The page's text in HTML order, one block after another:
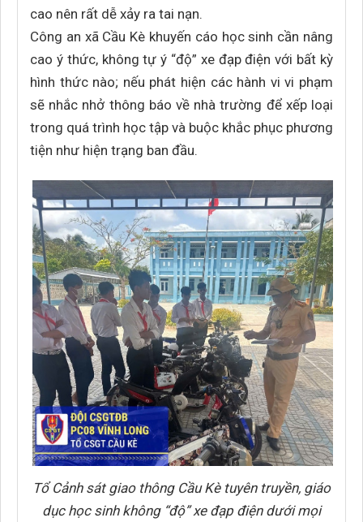
cao nên rất dễ xảy ra tai nạn.
Công an xã Cầu Kè khuyến cáo học sinh cần nâng
cao ý thức, không tự ý “độ” xe đạp điện với bất kỳ
hình thức nào; nếu phát hiện các hành vi vi phạm
sẽ nhắc nhở thông báo về nhà trường để xếp loại
trong quá trình học tập và buộc khắc phục phương
tiện như hiện trạng ban đầu.
Tổ Cảnh sát giao thông Cầu Kè tuyên truyền, giáo
dục học sinh không “độ” xe đạp điện dưới mọi